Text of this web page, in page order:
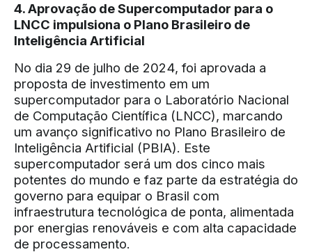
4. Aprovação de Supercomputador para o
LNCC impulsiona o Plano Brasileiro de
Inteligência Artificial
No dia 29 de julho de 2024, foi aprovada a
proposta de investimento em um
supercomputador para o Laboratório Nacional
de Computação Científica (LNCC), marcando
um avanço significativo no Plano Brasileiro de
Inteligência Artificial (PBIA). Este
supercomputador será um dos cinco mais
potentes do mundo e faz parte da estratégia do
governo para equipar o Brasil com
infraestrutura tecnológica de ponta, alimentada
por energias renováveis e com alta capacidade
de processamento.